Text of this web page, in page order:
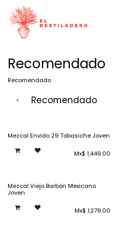
Ir al contenido
Recomendado
Recomendado
Recomendado
Mezcal Envido 29 Tobasiche Joven
Mx$ 1,449.00
Mezcal Viejo Barbón Mexicano
Joven
Mx$ 1,279.00